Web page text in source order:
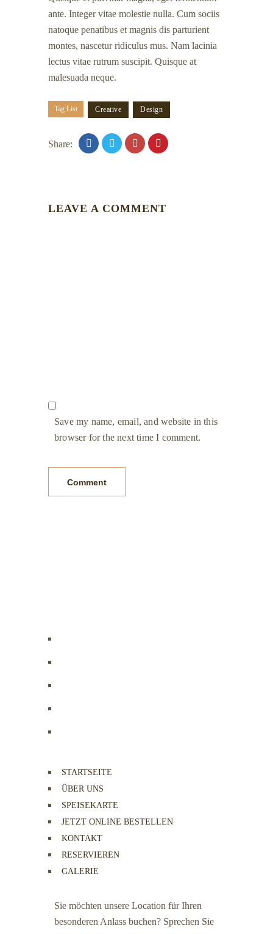
ante. Integer vitae molestie nulla. Cum sociis
natoque penatibus et magnis dis parturient
montes, nascetur ridiculus mus. Nam lacinia
lectus vitae rutrum suscipit. Quisque at
malesuada neque.
Tag List Creative Design
Share:
LEAVE A COMMENT
Save my name, email, and website in this
browser for the next time I comment.
STARTSEITE
ÜBER UNS
SPEISEKARTE
JETZT ONLINE BESTELLEN
KONTAKT
RESERVIEREN
GALERIE
Sie möchten unsere Location für Ihren
besonderen Anlass buchen? Sprechen Sie